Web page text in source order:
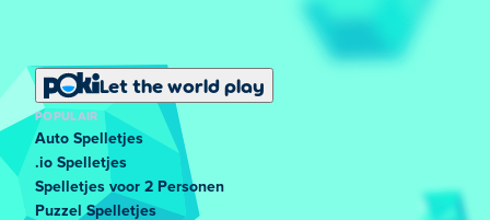
Let the world play
POPULAIR
Auto Spelletjes
.io Spelletjes
Spelletjes voor 2 Personen
Puzzel Spelletjes